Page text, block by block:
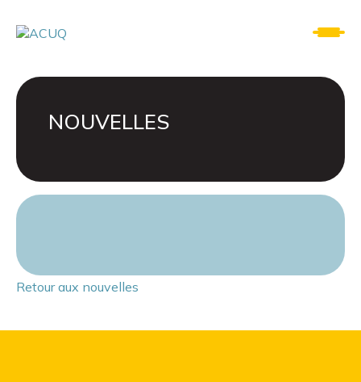
NOUVELLES
Retour aux nouvelles